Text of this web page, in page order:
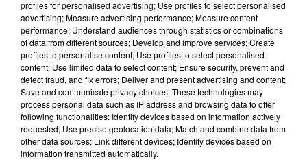
7h21
profiles for personalised advertising; Use profiles to select personalised
advertising; Measure advertising performance; Measure content
performance; Understand audiences through statistics or combinations
of data from different sources; Develop and improve services; Create
profiles to personalise content; Use profiles to select personalised
content; Use limited data to select content; Ensure security, prevent and
detect fraud, and fix errors; Deliver and present advertising and content;
Save and communicate privacy choices. These technologies may
process personal data such as IP address and browsing data to offer
following functionalities: Identify devices based on information actively
requested; Use precise geolocation data; Match and combine data from
other data sources; Link different devices; Identify devices based on
information transmitted automatically.